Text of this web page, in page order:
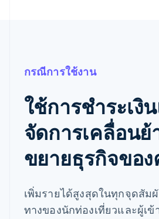
กรณีการใช้งาน
ใช้การชำระเงิ
จัดการเคลื่อนย้
ขยายธุรกิจขอ
เพิ่มรายได้สูงสุดในทุกจุดสัม
ทางของนักท่องเที่ยวและผู้เข้